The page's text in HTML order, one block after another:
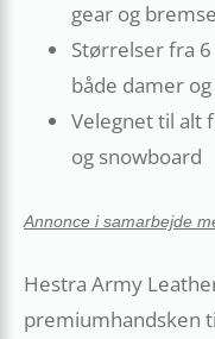
gear og
Størrelser fra
både damer
Velegnet til alt
og snowboard
Annonce i samarbejde
Hestra Army
premiumhandsken